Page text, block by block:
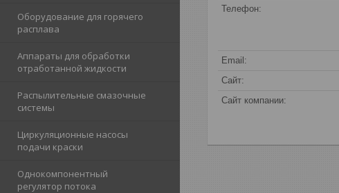
Оборудование для горячего
расплава
Аппараты для обработки
отработанной жидкости
Распылительные смазочные
системы
Циркуляционные насосы
подачи краски
Однокомпонентный
регулятор потока